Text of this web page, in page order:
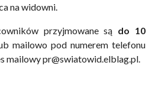
na widowni.
przyjmowane są do 10
mailowo pod numerem telefonu
mailowy pr@swiatowid.elblag.pl.